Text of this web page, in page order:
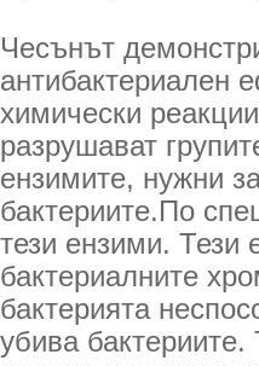
Чесънът
антибактериален
химически
разрушават
ензимите, нужни
бактериите.По
тези ензими. Тези
бактериалните
бактерията
убива